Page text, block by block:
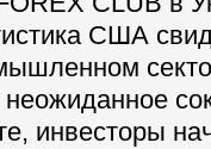
США
неожиданное
инвесторы